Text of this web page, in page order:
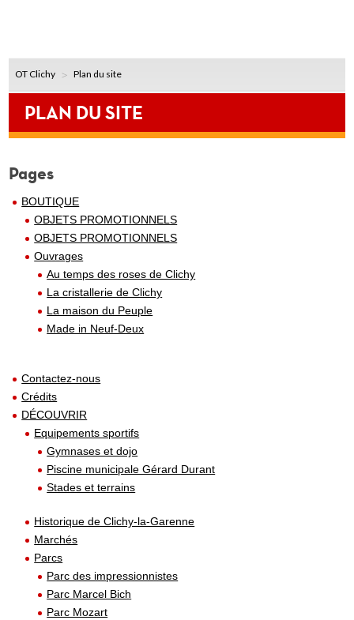
OT Clichy Plan du site
PLAN DU SITE
Pages
BOUTIQUE
OBJETS PROMOTIONNELS
OBJETS PROMOTIONNELS
Ouvrages
Au temps des roses de Clichy
La cristallerie de Clichy
La maison du Peuple
Made in Neuf-Deux
Contactez-nous
Crédits
DÉCOUVRIR
Equipements sportifs
Gymnases et dojo
Piscine municipale Gérard Durant
Stades et terrains
Historique de Clichy-la-Garenne
Marchés
Parcs
Parc des impressionnistes
Parc Marcel Bich
Parc Mozart